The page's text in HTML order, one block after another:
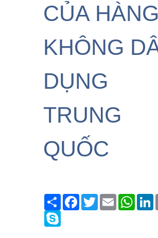
CỦA HÀNG
KHÔNG
DỤNG
TRUNG
QUỐC
ShareFacebook
TwitterEmail